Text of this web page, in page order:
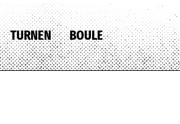
TURNEN BOULE